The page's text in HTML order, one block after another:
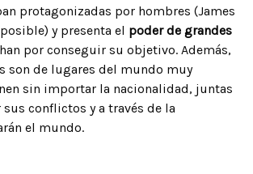
protagonizadas por hombres (James
y presenta el poder de grandes
por conseguir su objetivo. Además,
son de lugares del mundo muy
sin importar la nacionalidad, juntas
conflictos y a través de la
el mundo.